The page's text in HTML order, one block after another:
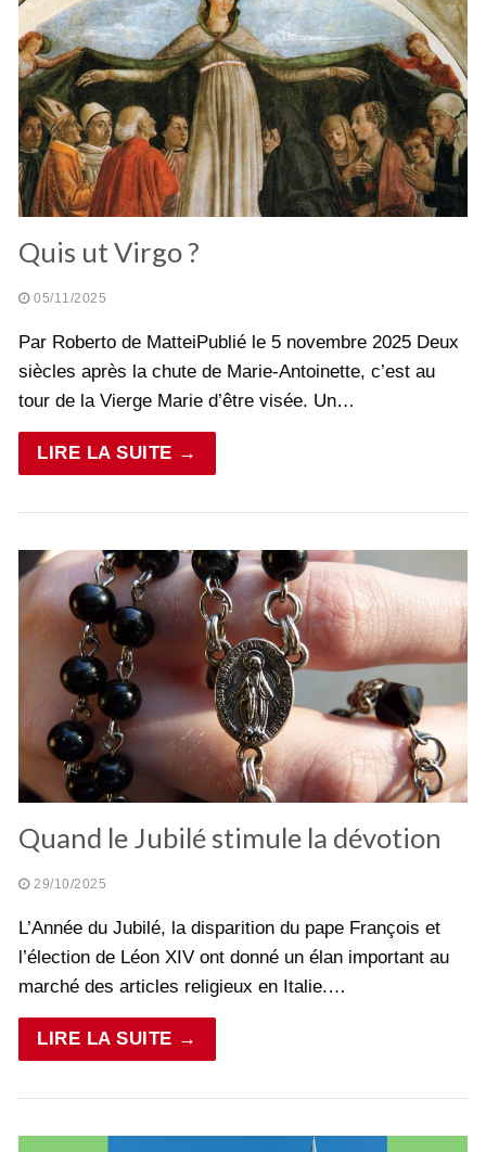
Quis ut Virgo ?
05/11/2025
Par Roberto de MatteiPublié le 5 novembre 2025 Deux
siècles après la chute de Marie-Antoinette, c’est au
tour de la Vierge Marie d’être visée. Un…
LIRE LA SUITE →
Quand le Jubilé stimule la dévotion
29/10/2025
L’Année du Jubilé, la disparition du pape François et
l’élection de Léon XIV ont donné un élan important au
marché des articles religieux en Italie.…
LIRE LA SUITE →